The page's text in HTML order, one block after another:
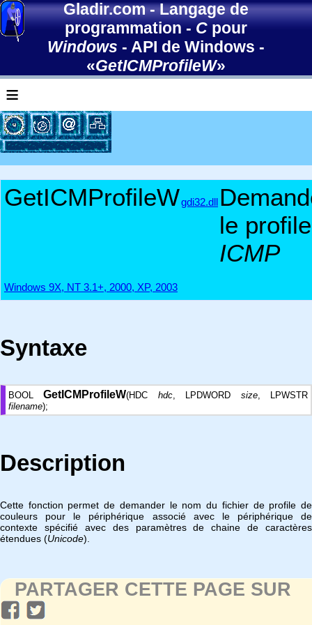
Gladir.com-Langage de
programmation-Cpour
Windows - API de Windows -
«GetICMProfileW»
≡
GetICMProfileWgdi32.dll
le profile
ICMP
Windows 9X, NT 3.1+, 2000, XP, 2003
Syntaxe
BOOLGetICMProfileW(HDC hdc, LPDWORD size, LPWSTR
filename);
Description
Cette fonction permet de demander le nom du fichier de profile de
couleurs pour le périphérique associé avec le périphérique de
contexte spécifié avec des paramètres de chaine de caractères
étendues (Unicode).
PARTAGER CETTE PAGE SUR